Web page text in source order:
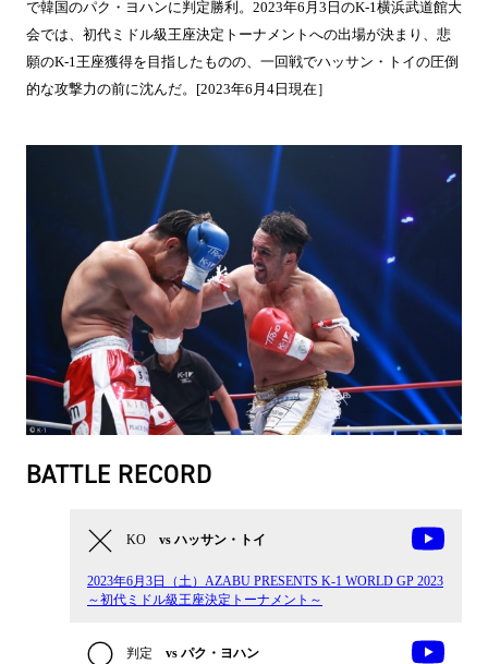
で韓国のパク・ヨハンに判定勝利。2023年6月3日のK-1横浜武道館大
会では、初代ミドル級王座決定トーナメントへの出場が決まり、悲
願のK-1王座獲得を目指したものの、一回戦でハッサン・トイの圧倒
的な攻撃力の前に沈んだ。[2023年6月4日現在］
BATTLE RECORD
KO vs ハッサン・トイ
2023年6月3日（土）AZABU PRESENTS K-1 WORLD GP 2023
～初代ミドル級王座決定トーナメント～
判定 vs パク・ヨハン